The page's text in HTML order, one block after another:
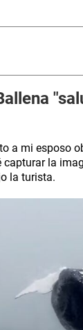
a mi esposo
capturar la
la turista.